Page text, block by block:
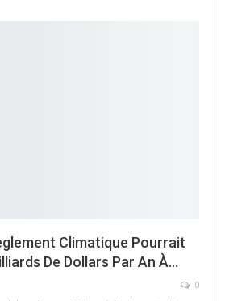
Climatique Pourrait
De Dollars Par An À…
0